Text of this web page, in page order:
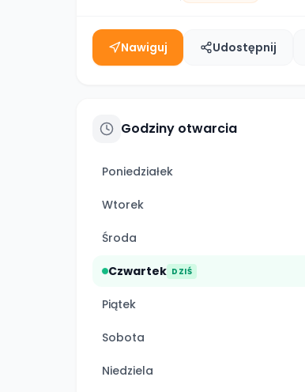
Nawiguj Udostępnij
Godziny otwarcia
Poniedziałek
Wtorek
Środa
Czwartek DZIŚ
Piątek
Sobota
Niedziela